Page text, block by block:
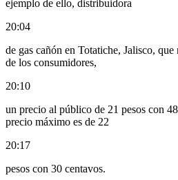
ejemplo de ello, distribuidora
20:04
de gas cañón en Totatiche, Jalisco,
de los consumidores,
20:10
un precio al público de 21 pesos con
precio máximo es de 22
20:17
pesos con 30 centavos.